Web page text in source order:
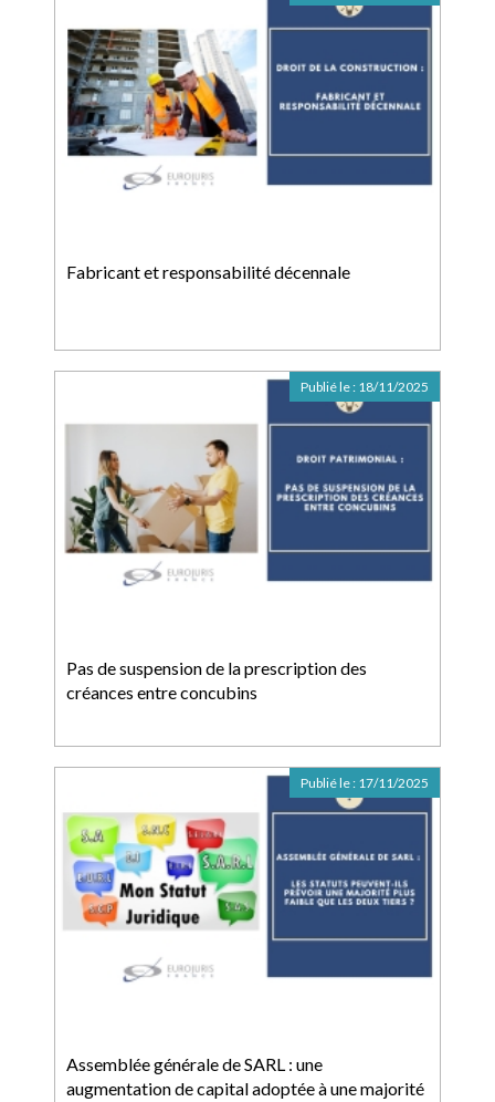
Fabricant et responsabilité décennale
Pas de suspension de la prescription des
créances entre concubins
Publié le : 18/11/2025
Assemblée générale de SARL : une
augmentation de capital adoptée à une majorité
Publié le : 17/11/2025